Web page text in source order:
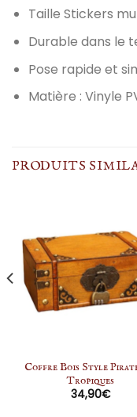
Taille Stickers
Durable dans le
Pose rapide et
Matière : Vinyle
PRODUITS
Coffre Bois Style
Tropiques
34,90€